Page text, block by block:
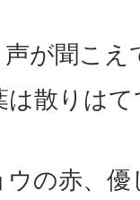
声が聞こ
は散りは
ウの赤、